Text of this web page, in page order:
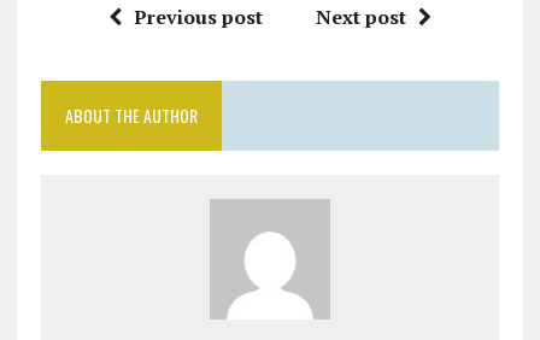
Previous post Next post
ABOUT THE AUTHOR